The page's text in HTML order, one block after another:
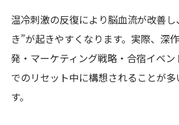
温冷刺激の反復により脳血流が改善
き”が起きやすくなります。実際、深
発・マーケティング戦略・合宿イベ
でのリセット中に構想されることが
す。